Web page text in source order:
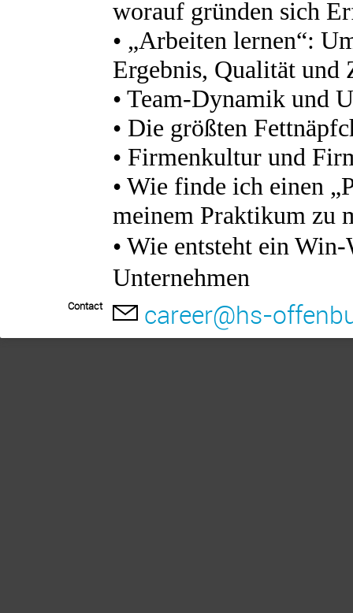
worauf gründen sich
• „Arbeiten lernen“:
Ergebnis, Qualität und
• Team-Dynamik und
• Die größten
• Firmenkultur und
• Wie finde ich einen
meinem Praktikum zu
• Wie entsteht ein
Unternehmen
Contact career@hs-